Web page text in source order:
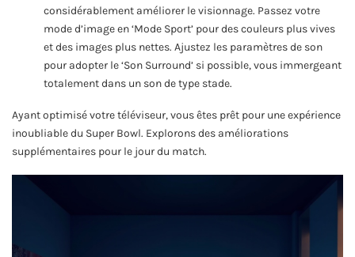
considérablement améliorer le visionnage. Passez votre
mode d’image en ‘Mode Sport’ pour des couleurs plus vives
et des images plus nettes. Ajustez les paramètres de son
pour adopter le ‘Son Surround’ si possible, vous immergeant
totalement dans un son de type stade.
Ayant optimisé votre téléviseur, vous êtes prêt pour une expérience
inoubliable du Super Bowl. Explorons des améliorations
supplémentaires pour le jour du match.